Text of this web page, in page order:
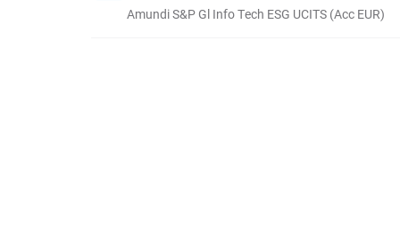
Amundi S&P Gl Info Tech ESG UCITS (Acc EUR)